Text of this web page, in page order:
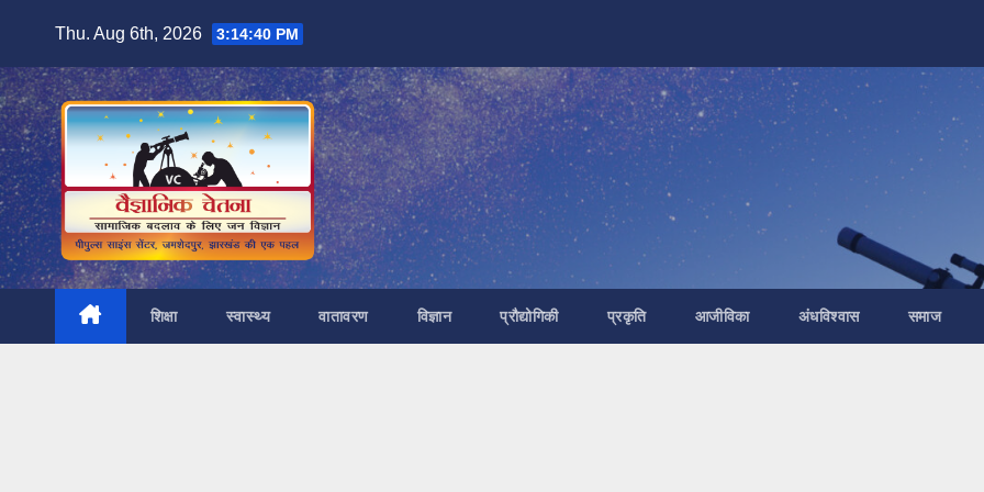
content
Thu. Aug 6th, 2026 3:14:42 PM
शिक्षा स्वास्थ्य वातावरण विज्ञान प्रौद्योगिकी प्रकृति आजीविका अंधविश्वास समाज